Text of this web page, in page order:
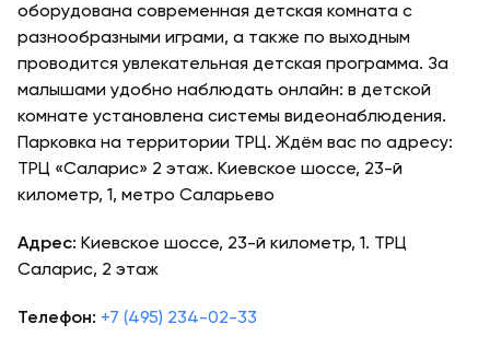
оборудована современная детская комната с
разнообразными играми, а также по выходным
проводится увлекательная детская программа. За
малышами удобно наблюдать онлайн: в детской
комнате установлена системы видеонаблюдения.
Парковка на территории ТРЦ. Ждём вас по адресу:
ТРЦ «Саларис» 2 этаж. Киевское шоссе, 23-й
километр, 1, метро Саларьево
Адрес: Киевское шоссе, 23-й километр, 1. ТРЦ
Саларис, 2 этаж
Телефон: +7 (495) 234-02-33